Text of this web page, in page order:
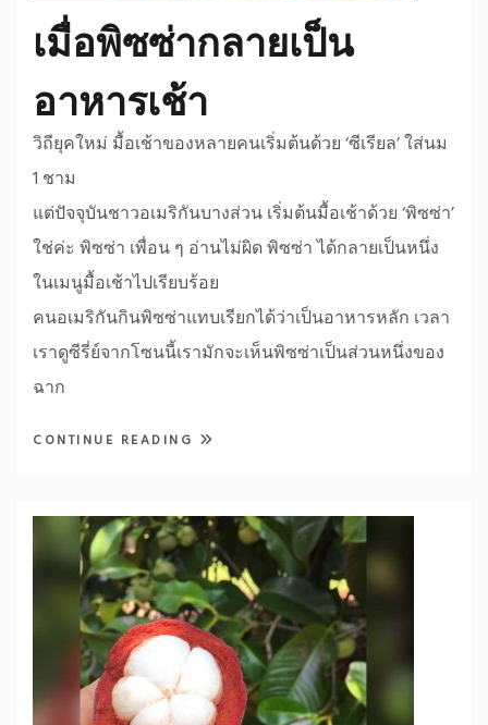
เมื่อพิซซ่ากลายเป็น
อาหารเช้า
วิถียุคใหม่ มื้อเช้าของหลายคนเริ่มต้นด้วย ‘ซีเรียล’ ใส่นม
1 ชาม
แต่ปัจจุบันชาวอเมริกันบางส่วน เริ่มต้นมื้อเช้าด้วย ‘พิซซ่า’
ใช่ค่ะ พิซซ่า เพื่อน ๆ อ่านไม่ผิด พิซซ่า ได้กลายเป็นหนึ่ง
ในเมนูมื้อเช้าไปเรียบร้อย
คนอเมริกันกินพิซซ่าแทบเรียกได้ว่าเป็นอาหารหลัก เวลา
เราดูซีรี่ย์จากโซนนี้เรามักจะเห็นพิซซ่าเป็นส่วนหนึ่งของ
ฉาก
CONTINUE READING